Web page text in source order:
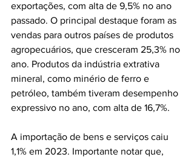
exportações, com alta de 9,5% no ano
passado. O principal destaque foram as
vendas para outros países de produtos
agropecuários, que cresceram 25,3% no
ano. Produtos da indústria extrativa
mineral, como minério de ferro e
petróleo, também tiveram desempenho
expressivo no ano, com alta de 16,7%.
A importação de bens e serviços caiu
1,1% em 2023. Importante notar que,